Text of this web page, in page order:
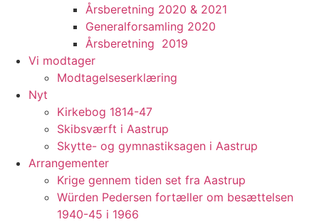
Årsberetning 2020 & 2021
Generalforsamling 2020
Årsberetning 2019
Vi modtager
Modtagelseserklæring
Nyt
Kirkebog 1814-47
Skibsværft i Aastrup
Skytte- og gymnastiksagen i Aastrup
Arrangementer
Krige gennem tiden set fra Aastrup
Würden Pedersen fortæller om besættelsen
1940-45 i 1966